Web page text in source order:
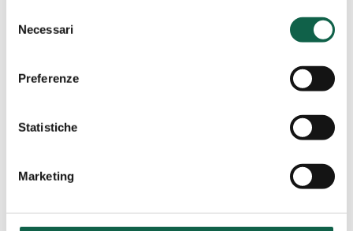
delNecessari
Preferenze
Statistiche
Marketing
Colletti A.C. e C. Snc
Colletti
C.
Farmacia D’Addario
Farmacia
D’Addario